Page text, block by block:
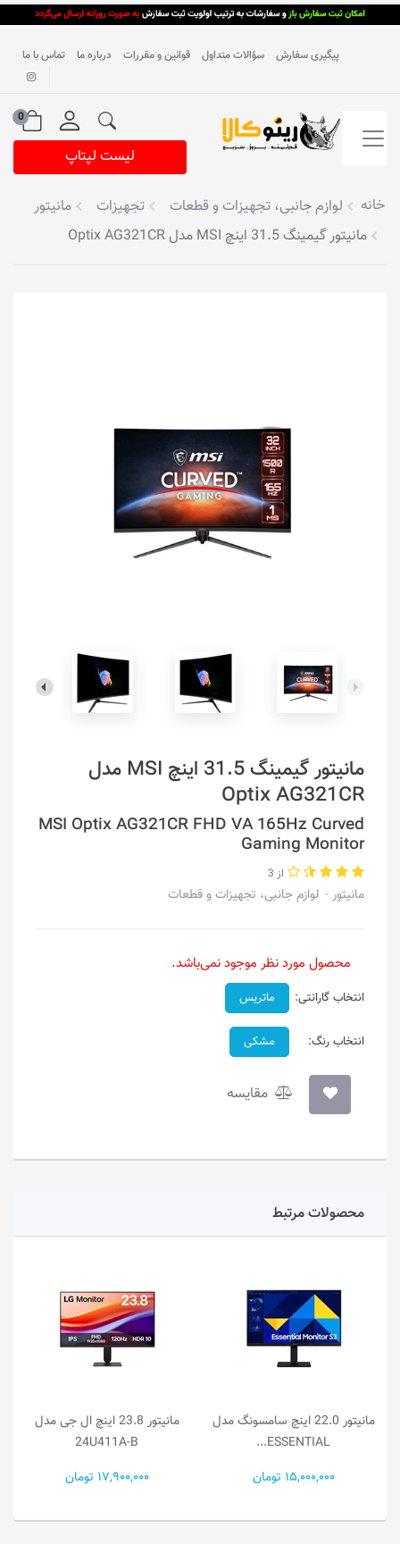
پیگیری سفارش سؤالات متداول قوانین و مقررات درباره ما تماس با ما
0
لیست لپتاپ
خانه لوازم جانبی، تجهیزات و قطعات تجهیزات
مانیتور
مانیتور گیمینگ 31.5 اینچ MSI مدل Optix AG321CR
مانیتور گیمینگ 31.5 اینچ MSI مدل
Optix AG321CR
MSI Optix AG321CR FHD VA 165Hz Curved
Gaming Monitor
از 3
مانیتور لوازم جانبی، تجهیزات و قطعات
محصول مورد نظر موجود نمی‌باشد.
انتخاب گارانتی: ماتریس
انتخاب رنگ: مشکی
مقایسه
محصولات مرتبط
مدل
مانیتور 23.8 اینچ ال جی مدل
24U411A-B
17,900,000 تومان
مانیتور 21.5 اینچ ال جی مدل
22U401A-B
15,000,000 تومان